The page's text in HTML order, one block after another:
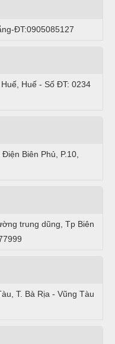
ĐT:0905085127
Huế - Số ĐT: 0234
Biên Phủ, P.10,
trung dũng, Tp Biên
T. Bà Rịa - Vũng Tàu